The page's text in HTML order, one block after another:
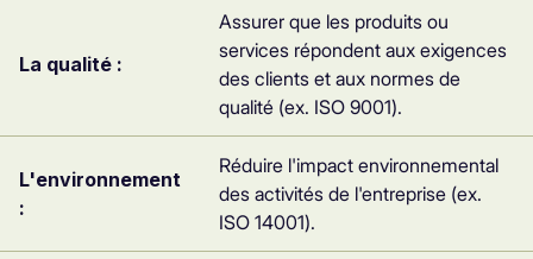
La qualité :
Assurer que les produits ou
services répondent aux exigences
des clients et aux normes de
qualité (ex. ISO 9001).
L'environnement
:
Réduire l'impact environnemental
des activités de l'entreprise (ex.
ISO 14001).